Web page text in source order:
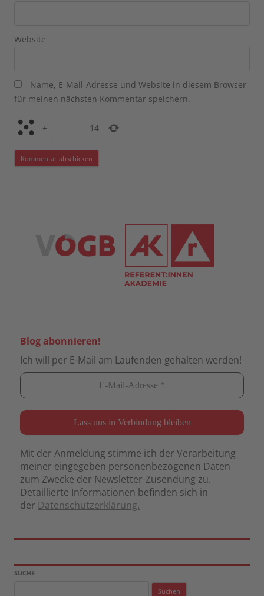
Website
Name, E-Mail-Adresse und Website in diesem Browser
für meinen nächsten Kommentar speichern.
+ = 14
Blog abonnieren!
Ich will per E-Mail am Laufenden gehalten werden!
Mit der Anmeldung stimme ich der Verarbeitung
meiner eingegeben personenbezogenen Daten
zum Zwecke der Newsletter-Zusendung zu.
Detaillierte Informationen befinden sich in
der Datenschutzerklärung.
SUCHE